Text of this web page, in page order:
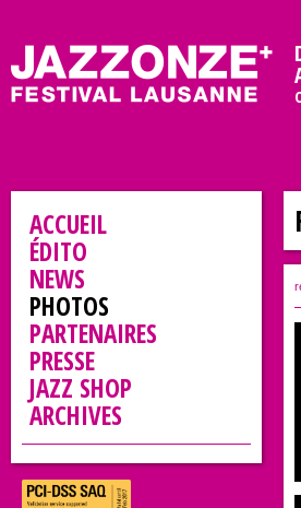
ACCUEIL
ÉDITO
NEWS
PHOTOS
PARTENAIRES
PRESSE
JAZZ SHOP
ARCHIVES